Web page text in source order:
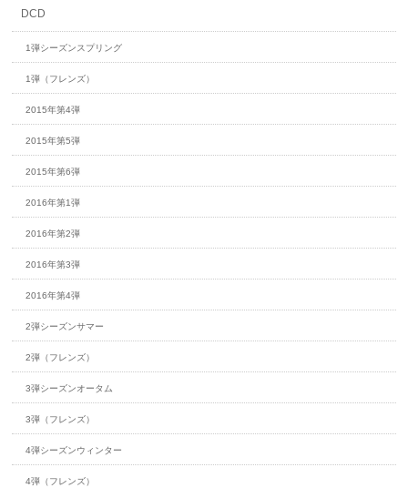
DCD
1弾シーズンスプリング
1弾（フレンズ）
2015年第4弾
2015年第5弾
2015年第6弾
2016年第1弾
2016年第2弾
2016年第3弾
2016年第4弾
2弾シーズンサマー
2弾（フレンズ）
3弾シーズンオータム
3弾（フレンズ）
4弾シーズンウィンター
4弾（フレンズ）